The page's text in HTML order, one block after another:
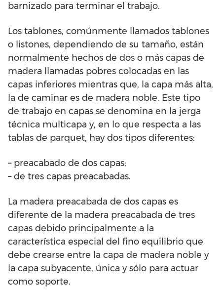
barnizado para terminar el trabajo.
Los tablones, comúnmente llamados tablones
o listones, dependiendo de su tamaño, están
normalmente hechos de dos o más capas de
madera llamadas pobres colocadas en las
capas inferiores mientras que, la capa más alta,
la de caminar es de madera noble. Este tipo
de trabajo en capas se denomina en la jerga
técnica multicapa y, en lo que respecta a las
tablas de parquet, hay dos tipos diferentes:
– preacabado de dos capas;
– de tres capas preacabadas.
La madera preacabada de dos capas es
diferente de la madera preacabada de tres
capas debido principalmente a la
característica especial del fino equilibrio que
debe crearse entre la capa de madera noble y
la capa subyacente, única y sólo para actuar
como soporte.